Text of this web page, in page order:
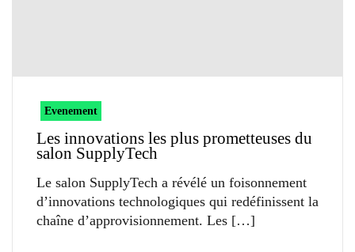
Evenement
Les innovations les plus prometteuses du
salon SupplyTech
Le salon SupplyTech a révélé un foisonnement
d’innovations technologiques qui redéfinissent la
chaîne d’approvisionnement. Les